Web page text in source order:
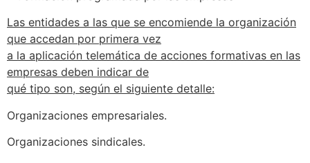
Las entidades a las que se encomiende la organización
que accedan por primera vez
a la aplicación telemática de acciones formativas en las
empresas deben indicar de
qué tipo son, según el siguiente detalle:
Organizaciones empresariales.
Organizaciones sindicales.